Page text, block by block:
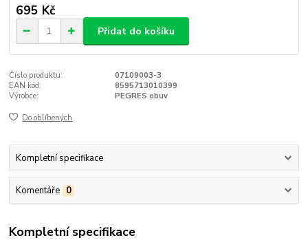
695 Kč
Přidat do košíku
Číslo produktu:
07109003-3
EAN kód:
8595713010399
Výrobce:
PEGRES obuv
Do oblíbených
Kompletní specifikace
Komentáře 0
Kompletní specifikace